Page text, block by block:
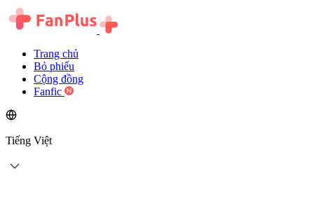
Trang chủ
Bỏ phiếu
Cộng đồng
Fanfic
Tiếng Việt